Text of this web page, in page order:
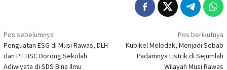
Navigasi
pos
Pos sebelumnya
Penguatan ESG di Musi Rawas, DLH
dan PT BSC Dorong Sekolah
Adiwiyata di SDS Bina Ilmu
Pos berikutnya
Kubikel Meledak, Menjadi Sebab
Padamnya Listrik di Sejumlah
Wilayah Musi Rawas